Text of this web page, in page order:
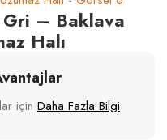
– Baklava
Halı
için Daha Fazla Bilgi